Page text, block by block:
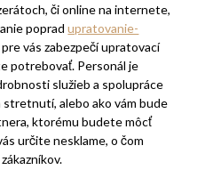
či online na internete,
popradupratovanie-
vás zabezpečí upratovací
potrebovať. Personál je
služieb a spolupráce
alebo ako vám bude
ktorému budete môcť
určite nesklame, o čom